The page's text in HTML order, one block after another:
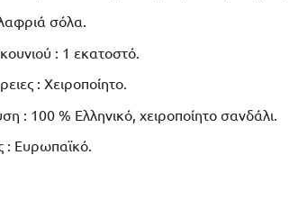
σόλα.
: 1 εκατοστό.
: Χειροποίητο.
: 100 % Ελληνικό, χειροποίητο σανδάλι.
: Ευρωπαϊκό.